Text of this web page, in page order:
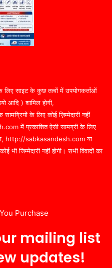
लिए साइट के कुछ तत्वों में उपयोगकर्ताओं
आदि ) शामिल होगी,
के लिए कोई ज़िम्मेदारी नहीं
में प्रकाशित ऐसी सामग्री के लिए
http://sabkasandesh.com या
जिम्मेदारी नहीं होगी। सभी विवादों का
Purchase
mailing list
updates!